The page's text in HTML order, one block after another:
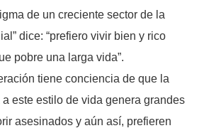
de un creciente sector de la
dice: “prefiero vivir bien y rico
pobre una larga vida”.
tiene conciencia de que la
este estilo de vida genera grandes
asesinados y aún así, prefieren